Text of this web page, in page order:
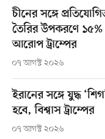
চীনের সঙ্গে
তৈরির উপকরণে ১৫%
আরোপ ট্রাম্পের
০৭ আগস্ট ২০২৬
ইরানের সঙ্গে যুদ্ধ
হবে, বিশ্বাস ট্রাম্পের
০৭ আগস্ট ২০২৬